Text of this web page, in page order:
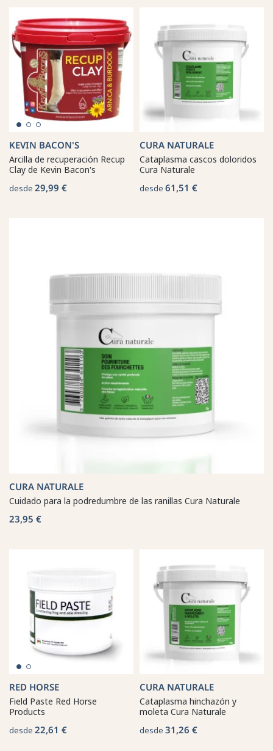
KEVIN BACON'S
Arcilla de recuperación Recup
Clay de Kevin Bacon's
desde 29,99 €
CURA NATURALE
Cataplasma cascos doloridos
Cura Naturale
desde 61,51 €
CURA NATURALE
Cuidado para la podredumbre de las ranillas Cura Naturale
23,95 €
RED HORSE
Field Paste Red Horse
Products
desde 22,61 €
CURA NATURALE
Cataplasma hinchazón y
moleta Cura Naturale
desde 31,26 €